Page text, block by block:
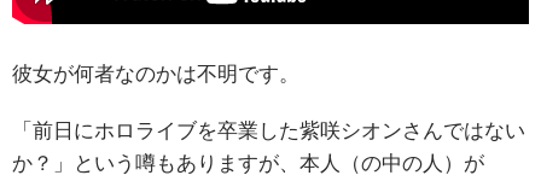
彼女が何者なのかは不明です。
「前日にホロライブを卒業した紫咲シオンさんではない
か？」という噂もありますが、本人（の中の人）が